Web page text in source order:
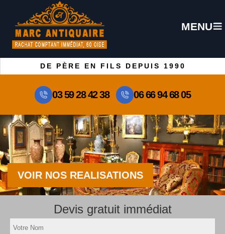
MENU
DE PÈRE EN FILS DEPUIS 1990
03 59 28 42 38 06 66 94 68 05
VOIR NOS REALISATIONS
Devis gratuit immédiat